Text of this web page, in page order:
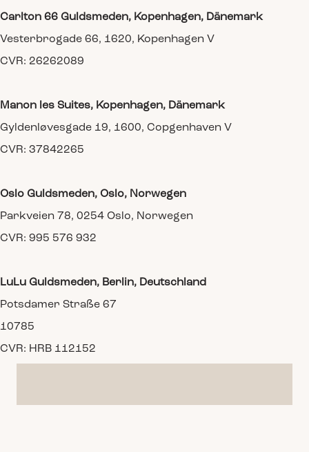
Carlton 66 Guldsmeden, Kopenhagen, Dänemark
Vesterbrogade 66, 1620, Kopenhagen V
CVR: 26262089
Manon les Suites, Kopenhagen, Dänemark
Gyldenløvesgade 19, 1600, Copgenhaven V
CVR: 37842265
Oslo Guldsmeden, Oslo, Norwegen
Parkveien 78, 0254 Oslo, Norwegen
CVR: 995 576 932
LuLu Guldsmeden, Berlin, Deutschland
Potsdamer Straße 67
10785
CVR: HRB 112152